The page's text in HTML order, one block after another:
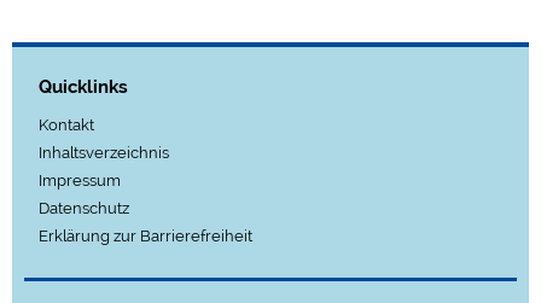
Quicklinks
Kontakt
Inhaltsverzeichnis
Impressum
Datenschutz
Erklärung zur Barrierefreiheit